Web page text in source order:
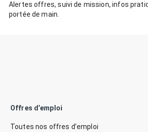
Alertes offres, suivi de mission, infos
portée de main.
Offres d’emploi
Toutes nos offres d’emploi